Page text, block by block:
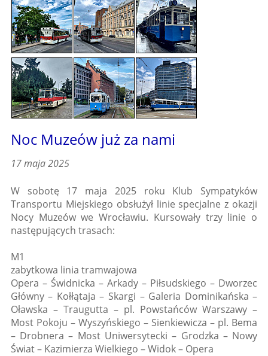
Noc Muzeów już za nami
17 maja 2025
W sobotę 17 maja 2025 roku Klub Sympatyków
Transportu Miejskiego obsłużył linie specjalne z okazji
Nocy Muzeów we Wrocławiu. Kursowały trzy linie o
następujących trasach:
M1
zabytkowa linia tramwajowa
Opera – Świdnicka – Arkady – Piłsudskiego – Dworzec
Główny – Kołłątaja – Skargi – Galeria Dominikańska –
Oławska – Traugutta – pl. Powstańców Warszawy –
Most Pokoju – Wyszyńskiego – Sienkiewicza – pl. Bema
– Drobnera – Most Uniwersytecki – Grodzka – Nowy
Świat – Kazimierza Wielkiego – Widok – Opera